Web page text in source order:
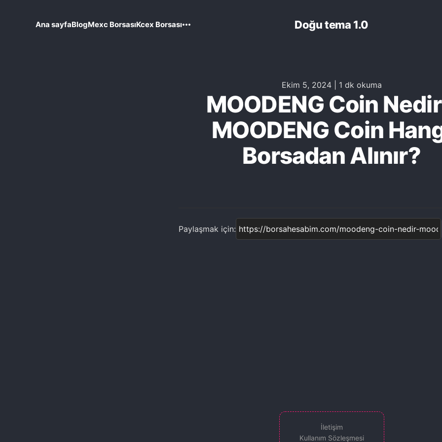
Doğu tema 1.0
Ana sayfaBlogMexc BorsasıKcex Borsası
Ekim 5, 2024 1 dk okuma
MOODENG Coin
MOODENG Coin
Borsadan Alınır?
Paylaşmak için:
İletişim
Kullanım Sözleşmesi